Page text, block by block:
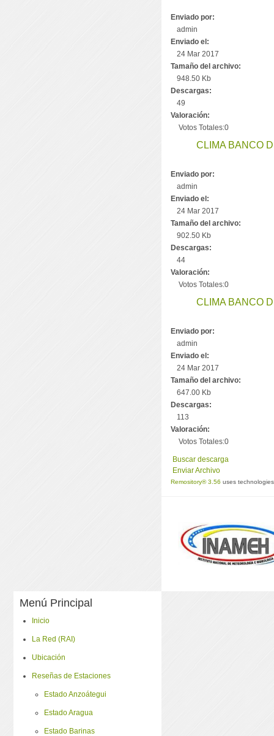
Enviado por:
admin
Enviado el:
24 Mar 2017
Tamaño del archivo:
948.50 Kb
Descargas:
49
Valoración:
Votos Totales:0
CLIMA BANCO
Enviado por:
admin
Enviado el:
24 Mar 2017
Tamaño del archivo:
902.50 Kb
Descargas:
44
Valoración:
Votos Totales:0
CLIMA BANCO
Enviado por:
admin
Enviado el:
24 Mar 2017
Tamaño del archivo:
647.00 Kb
Descargas:
113
Valoración:
Votos Totales:0
Buscar descarga
Enviar Archivo
Remository® 3.56 uses
Menú Principal
Inicio
La Red (RAI)
Ubicación
Reseñas de Estaciones
Estado Anzoátegui
Estado Aragua
Estado Barinas